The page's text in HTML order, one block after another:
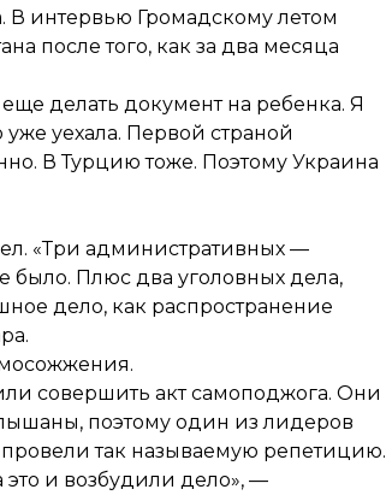
В интервью Громадскому летом
после того, как за два месяца
делать документ на ребенка. Я
уехала. Первой страной
В Турцию тоже. Поэтому Украина
«Три административных —
было. Плюс два уголовных дела,
дело, как распространение
совершить акт самоподжога. Они
поэтому один из лидеров
так называемую репетицию.
это и возбудили дело», —